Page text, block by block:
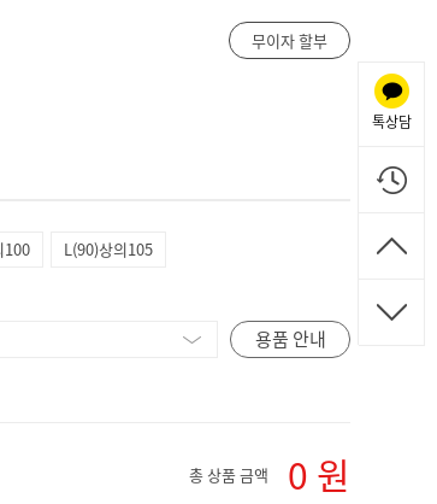
무이자 할부
100 L(90)상의105
용품 안내
총 상품 금액 0 원
톡상담